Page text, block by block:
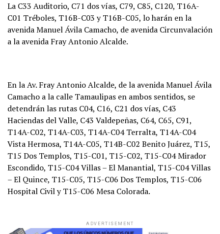
La C33 Auditorio, C71 dos vías, C79, C85, C120, T16A-
C01 Tréboles, T16B-C03 y T16B-C05, lo harán en la
avenida Manuel Ávila Camacho, de avenida Circunvalación
a la avenida Fray Antonio Alcalde.
En la Av. Fray Antonio Alcalde, de la avenida Manuel Ávila
Camacho a la calle Tamaulipas en ambos sentidos, se
detendrán las rutas C04, C16, C21 dos vías, C43
Haciendas del Valle, C43 Valdepeñas, C64, C65, C91,
T14A-C02, T14A-C03, T14A-C04 Terralta, T14A-C04
Vista Hermosa, T14A-C05, T14B-C02 Benito Juárez, T15,
T15 Dos Templos, T15-C01, T15-C02, T15-C04 Mirador
Escondido, T15-C04 Villas – El Manantial, T15-C04 Villas
– El Quince, T15-C05, T15-C06 Dos Templos, T15-C06
Hospital Civil y T15-C06 Mesa Colorada.
ADVERTISEMENT